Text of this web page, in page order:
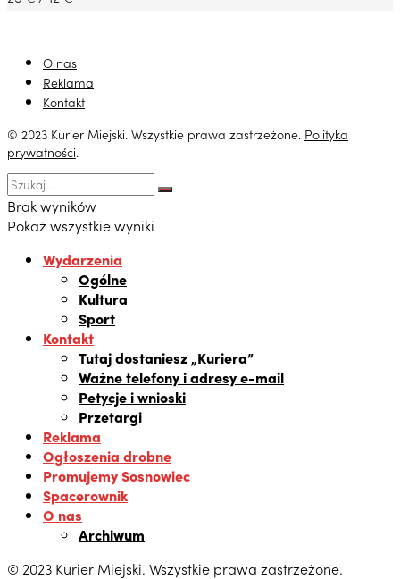
O nas
Reklama
Kontakt
© 2023 Kurier Miejski. Wszystkie prawa zastrzeżone. Polityka
prywatności.
Brak wyników
Pokaż wszystkie wyniki
Wydarzenia
Ogólne
Kultura
Sport
Kontakt
Tutaj dostaniesz „Kuriera”
Ważne telefony i adresy e-mail
Petycje i wnioski
Przetargi
Reklama
Ogłoszenia drobne
Promujemy Sosnowiec
Spacerownik
O nas
Archiwum
© 2023 Kurier Miejski. Wszystkie prawa zastrzeżone.